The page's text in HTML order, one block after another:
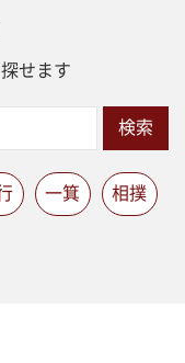
せます
検索
一箕 相撲